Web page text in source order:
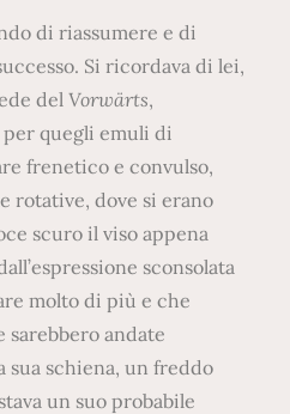
di riassumere e di
Si ricordava di lei,
delVorwärts,
quegli emuli di
frenetico e convulso,
rotative, dove si erano
scuro il viso appena
sconsolata
molto di più e che
sarebbero andate
sua schiena, un freddo
un suo probabile